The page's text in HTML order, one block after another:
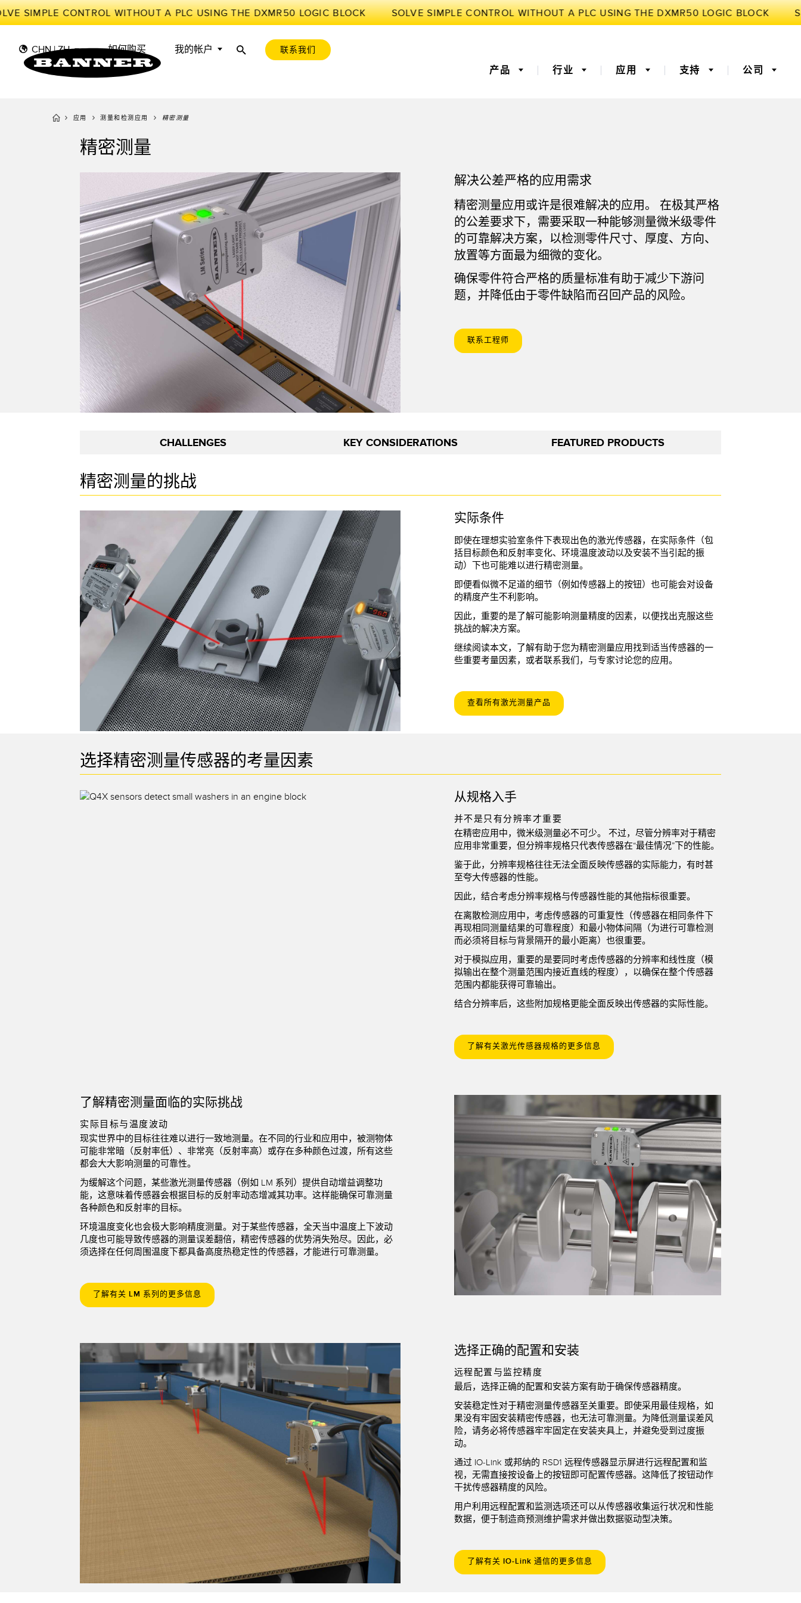
SIMPLE CONTROL WITHOUT A PLC USING THE DXMR50 LOGIC BLOCK
CHN | ZH 如何购买 我的帐户 联系我们
产品
测量解决方案
机器安全
工业无线
BARCODE & VISION
远程 I/O
CONNECTIVITY
增量式旋转编码器
绝对值旋转编码器
雷达传感器
超声波传感器 光纤放大器
槽形和标签传感器
色标、颜色和荧光传感器 拾取指示灯传感器
温度传感器
检测阵列和宽光束传感器
状态监测传感器 无线状态监测传感器 振动传感器
附件
附件
线缆
转换器
邦纳测量传感器软件
技术
行业 应用
智能传感器
追踪和跟踪
拾取指示灯
工业照明
状态指示
测量与检测
车辆检测
预测性维护
雷达应用
其他应用
物料、服务或托盘取件呼
叫
状况监测：预测性维护和预
防性维护
设备综合效率 (OEE)
预测性维护与状态监控 预测性维护与状态监控
相关链接
冲洗
IO-Link
支持 公司
应用 测量和检测应用 精密测量
精密测量
解决公差严格的应用需求
精密测量应用或许是很难解决的应用。 在极其严格
的公差要求下，需要采取一种能够测量微米级零件
的可靠解决方案，以检测零件尺寸、厚度、方向、
放置等方面最为细微的变化。
确保零件符合严格的质量标准有助于减少下游问
题，并降低由于零件缺陷而召回产品的风险。
联系工程师
CHALLENGES KEY CONSIDERATIONS FEATURED PRODUCTS
精密测量的挑战
实际条件
即使在理想实验室条件下表现出色的激光传感器，在实际条件（包
括目标颜色和反射率变化、环境温度波动以及安装不当引起的振
动）下也可能难以进行精密测量。
即便看似微不足道的细节（例如传感器上的按钮）也可能会对设备
的精度产生不利影响。
因此，重要的是了解可能影响测量精度的因素，以便找出克服这些
挑战的解决方案。
继续阅读本文，了解有助于您为精密测量应用找到适当传感器的一
些重要考量因素，或者联系我们，与专家讨论您的应用。
查看所有激光测量产品
选择精密测量传感器的考量因素
从规格入手
并不是只有分辨率才重要
在精密应用中，微米级测量必不可少。 不过，尽管分辨率对于精密
应用非常重要，但分辨率规格只代表传感器在“最佳情况”下的性能。
鉴于此，分辨率规格往往无法全面反映传感器的实际能力，有时甚
至夸大传感器的性能。
因此，结合考虑分辨率规格与传感器性能的其他指标很重要。
在离散检测应用中，考虑传感器的可重复性（传感器在相同条件下
再现相同测量结果的可靠程度）和最小物体间隔（为进行可靠检测
而必须将目标与背景隔开的最小距离）也很重要。
对于模拟应用，重要的是要同时考虑传感器的分辨率和线性度（模
拟输出在整个测量范围内接近直线的程度），以确保在整个传感器
范围内都能获得可靠输出。
结合分辨率后，这些附加规格更能全面反映出传感器的实际性能。
了解有关激光传感器规格的更多信息
了解精密测量面临的实际挑战
实际目标与温度波动
现实世界中的目标往往难以进行一致地测量。在不同的行业和应用中，被测物体
可能非常暗（反射率低）、非常亮（反射率高）或存在多种颜色过渡，所有这些
都会大大影响测量的可靠性。
为缓解这个问题，某些激光测量传感器（例如 LM 系列）提供自动增益调整功
能，这意味着传感器会根据目标的反射率动态增减其功率。这样能确保可靠测量
各种颜色和反射率的目标。
环境温度变化也会极大影响精度测量。对于某些传感器，全天当中温度上下波动
几度也可能导致传感器的测量误差翻倍，精密传感器的优势消失殆尽。因此，必
须选择在任何周围温度下都具备高度热稳定性的传感器，才能进行可靠测量。
了解有关 LM 系列的更多信息
选择正确的配置和安装
远程配置与监控精度
最后，选择正确的配置和安装方案有助于确保传感器精度。
安装稳定性对于精密测量传感器至关重要。即使采用最佳规格，如
果没有牢固安装精密传感器，也无法可靠测量。为降低测量误差风
险，请务必将传感器牢牢固定在安装夹具上，并避免受到过度振
动。
通过 IO-Link 或邦纳的 RSD1 远程传感器显示屏进行远程配置和监
视，无需直接按设备上的按钮即可配置传感器。这降低了按钮动作
干扰传感器精度的风险。
用户利用远程配置和监测选项还可以从传感器收集运行状况和性能
数据，便于制造商预测维护需求并做出数据驱动型决策。
了解有关 IO-Link 通信的更多信息